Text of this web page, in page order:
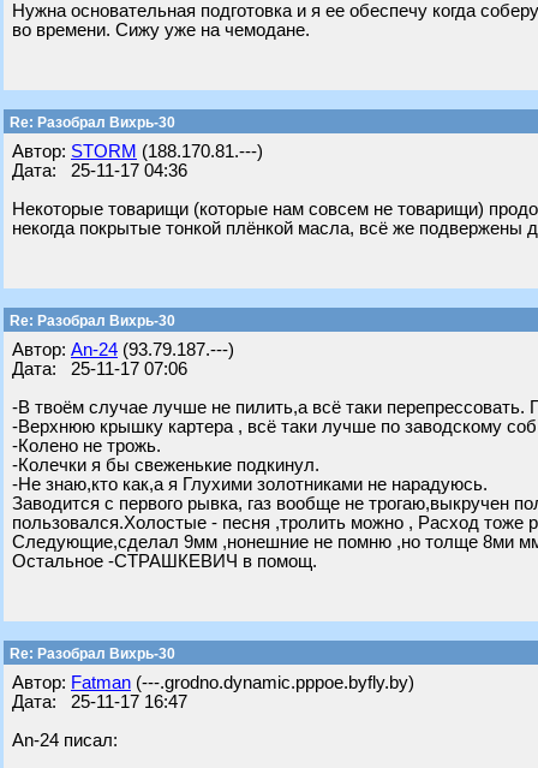
Нужна основательная подготовка и я ее обеспечу когда
во времени. Сижу уже на чемодане.
Re: Разобрал Вихрь-30
Автор: STORM (188.170.81.---)
Дата: 25-11-17 04:36
Некоторые товарищи (которые нам совсем не товарищи)
некогда покрытые тонкой плёнкой масла, всё же подвержены
Re: Разобрал Вихрь-30
Автор: An-24 (93.79.187.---)
Дата: 25-11-17 07:06
-В твоём случае лучше не пилить,а всё таки
-Верхнюю крышку картера , всё таки лучше по заводскому
-Колено не трожь.
-Колечки я бы свеженькие подкинул.
-Не знаю,кто как,а я Глухими золотниками не нарадуюсь.
Заводится с первого рывка, газ вообще не трогаю,выкручен
пользовался.Холостые - песня ,тролить можно , Расход
Следующие,сделал 9мм ,нонешние не помню ,но толще 8ми
Остальное -СТРАШКЕВИЧ в помощ.
Re: Разобрал Вихрь-30
Автор: Fatman (---.grodno.dynamic.pppoe.byfly.by)
Дата: 25-11-17 16:47
An-24 писал: